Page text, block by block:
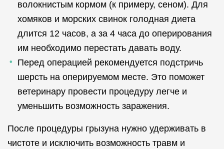
волокнистым кормом (к примеру, сеном). Для
хомяков и морских свинок голодная диета
длится 12 часов, а за 4 часа до оперирования
им необходимо перестать давать воду.
Перед операцией рекомендуется подстричь
шерсть на оперируемом месте. Это поможет
ветеринару провести процедуру легче и
уменьшить возможность заражения.
После процедуры грызуна нужно удерживать в
чистоте и исключить возможность травм и